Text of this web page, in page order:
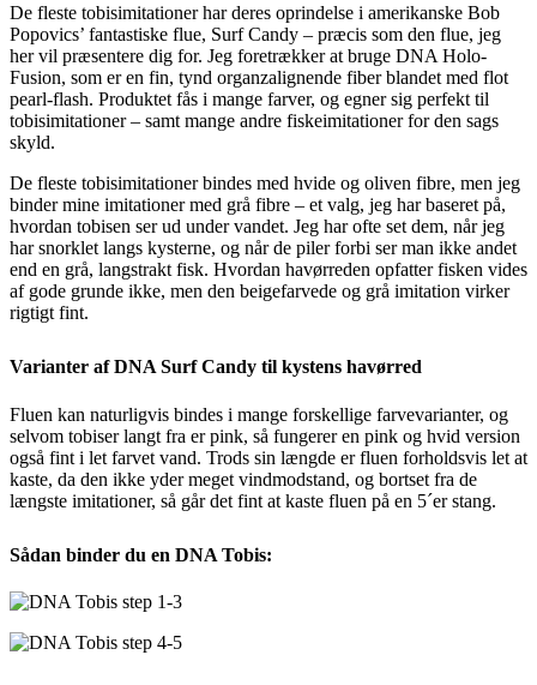
De fleste tobisimitationer har deres oprindelse i amerikanske Bob
Popovics’ fantastiske flue, Surf Candy – præcis som den flue, jeg
her vil præsentere dig for. Jeg foretrækker at bruge DNA Holo-
Fusion, som er en fin, tynd organzalignende fiber blandet med flot
pearl-flash. Produktet fås i mange farver, og egner sig perfekt til
tobisimitationer – samt mange andre fiskeimitationer for den sags
skyld.
De fleste tobisimitationer bindes med hvide og oliven fibre, men jeg
binder mine imitationer med grå fibre – et valg, jeg har baseret på,
hvordan tobisen ser ud under vandet. Jeg har ofte set dem, når jeg
har snorklet langs kysterne, og når de piler forbi ser man ikke andet
end en grå, langstrakt fisk. Hvordan havørreden opfatter fisken vides
af gode grunde ikke, men den beigefarvede og grå imitation virker
rigtigt fint.
Varianter af DNA Surf Candy til kystens havørred
Fluen kan naturligvis bindes i mange forskellige farvevarianter, og
selvom tobiser langt fra er pink, så fungerer en pink og hvid version
også fint i let farvet vand. Trods sin længde er fluen forholdsvis let at
kaste, da den ikke yder meget vindmodstand, og bortset fra de
længste imitationer, så går det fint at kaste fluen på en 5´er stang.
Sådan binder du en DNA Tobis: